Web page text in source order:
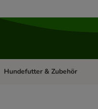
Kategorie-Menü öffnen:
Hundefutter & Zubehör